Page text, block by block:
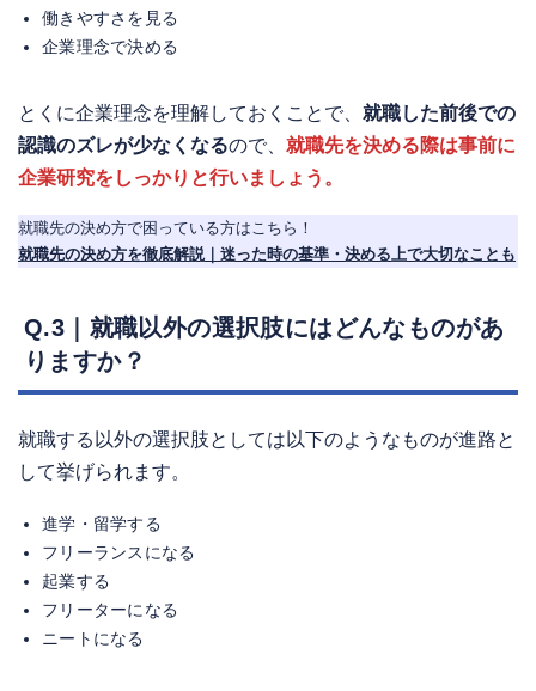
働きやすさを見る
企業理念で決める
とくに企業理念を理解しておくことで、 就職した前後での
認識のズレが少なくなるので、 就職先を決める際は事前に
企業研究をしっかりと行いましょう。
就職先の決め方で困っている方はこちら！
就職先の決め方を徹底解説｜迷った時の基準・決める上で大切なことも
Q.3｜就職以外の選択肢にはどんなものがあ
りますか？
就職する以外の選択肢としては以下のようなものが進路と
して挙げられます。
進学・留学する
フリーランスになる
起業する
フリーターになる
ニートになる